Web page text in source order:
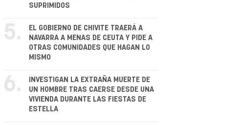
SUPRIMIDOS
5.
EL GOBIERNO DE CHIVITE TRAERÁ A
NAVARRA A MENAS DE CEUTA Y PIDE A
OTRAS COMUNIDADES QUE HAGAN LO
MISMO
6.
INVESTIGAN LA EXTRAÑA MUERTE DE
UN HOMBRE TRAS CAERSE DESDE UNA
VIVIENDA DURANTE LAS FIESTAS DE
ESTELLA